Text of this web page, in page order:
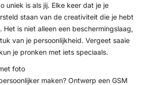
uniek is als jij. Elke keer dat je je
staan van de creativiteit die je hebt
Het is niet alleen een beschermingslaag,
van je persoonlijkheid. Vergeet saaie
je pronken met iets speciaals.
foto
maken? Ontwerp een GSM